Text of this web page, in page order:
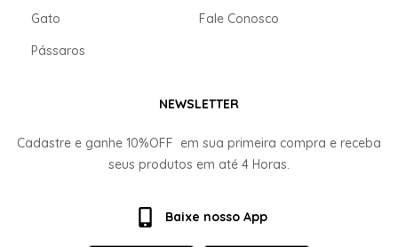
Gato
Pássaros
Fale Conosco
NEWSLETTER
Cadastre e ganhe 10%OFF em sua primeira compra e receba
seus produtos em até 4 Horas.
Baixe nosso App